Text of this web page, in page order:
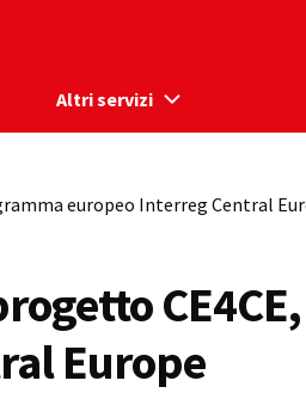
Altri servizi
europeo Interreg Central
Europe